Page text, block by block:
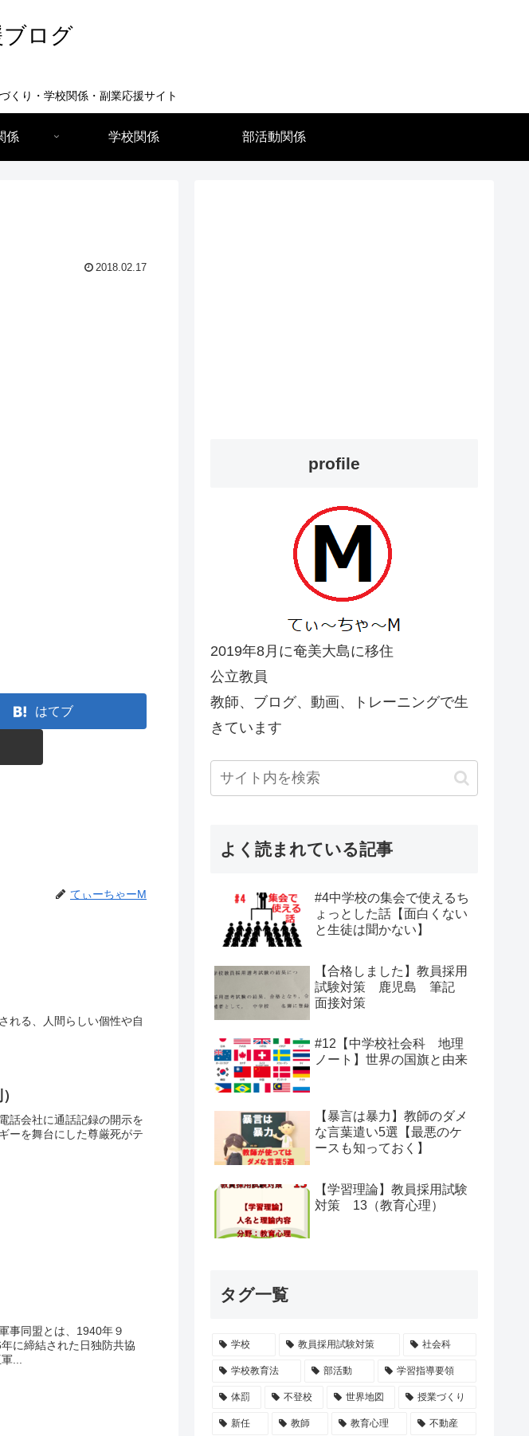
ログ
くり・学校関係・副業応援サイト
係 学校関係 部活動関係
2018.02.17
はてブ
てぃーちゃーM
れる、人間らしい個性や自
話会社に通話記録の開示を
ーを舞台にした尊厳死がテ
事同盟とは、1940年９
に締結された日独防共協
...
profile
2019年8月に奄美大島に移住
公立教員
教師、ブログ、動画、トレーニングで生
きています
よく読まれている記事
#4中学校の集会で使えるち
ょっとした話【面白くない
と生徒は聞かない】
【合格しました】教員採用
試験対策 鹿児島 筆記
面接対策
#12【中学校社会科 地理
ノート】世界の国旗と由来
【暴言は暴力】教師のダメ
な言葉遣い5選【最悪のケ
ースも知っておく】
【学習理論】教員採用試験
対策 13（教育心理）
タグ一覧
学校 教員採用試験対策 社会科
学校教育法 部活動 学習指導要領
体罰 不登校 世界地図 授業づくり
新任 教師 教育心理 不動産